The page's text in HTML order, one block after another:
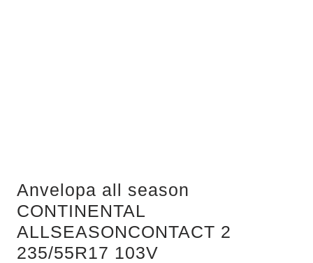
Anvelopa all season
CONTINENTAL
ALLSEASONCONTACT 2
235/55R17 103V